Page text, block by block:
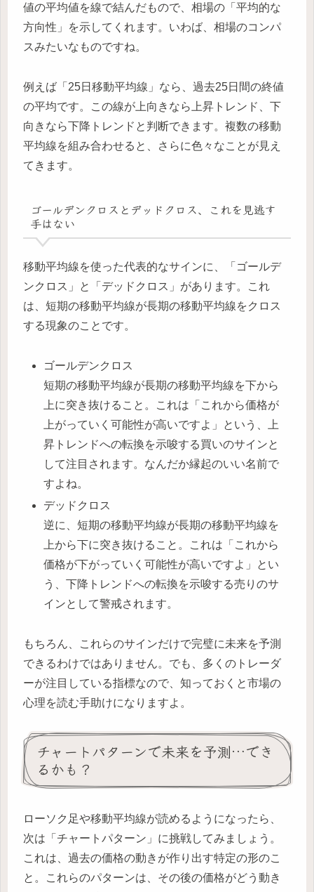
値の平均値を線で結んだもので、相場の「平均的な
方向性」を示してくれます。いわば、相場のコンパ
スみたいなものですね。
例えば「25日移動平均線」なら、過去25日間の終値
の平均です。この線が上向きなら上昇トレンド、下
向きなら下降トレンドと判断できます。複数の移動
平均線を組み合わせると、さらに色々なことが見え
てきます。
ゴールデンクロスとデッドクロス、これを見逃す
手はない
移動平均線を使った代表的なサインに、「ゴールデ
ンクロス」と「デッドクロス」があります。これ
は、短期の移動平均線が長期の移動平均線をクロス
する現象のことです。
ゴールデンクロス
短期の移動平均線が長期の移動平均線を下から
上に突き抜けること。これは「これから価格が
上がっていく可能性が高いですよ」という、上
昇トレンドへの転換を示唆する買いのサインと
して注目されます。なんだか縁起のいい名前で
すよね。
デッドクロス
逆に、短期の移動平均線が長期の移動平均線を
上から下に突き抜けること。これは「これから
価格が下がっていく可能性が高いですよ」とい
う、下降トレンドへの転換を示唆する売りのサ
インとして警戒されます。
もちろん、これらのサインだけで完璧に未来を予測
できるわけではありません。でも、多くのトレーダ
ーが注目している指標なので、知っておくと市場の
心理を読む手助けになりますよ。
チャートパターンで未来を予測…でき
るかも？
ローソク足や移動平均線が読めるようになったら、
次は「チャートパターン」に挑戦してみましょう。
これは、過去の価格の動きが作り出す特定の形のこ
と。これらのパターンは、その後の価格がどう動き